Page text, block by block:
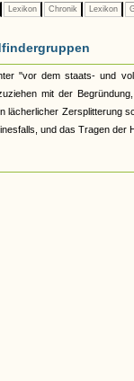
Lexikon Chronik Lexikon
"vor dem staats- und
mit der
lächerlicher Zersplitterung
und das Tragen